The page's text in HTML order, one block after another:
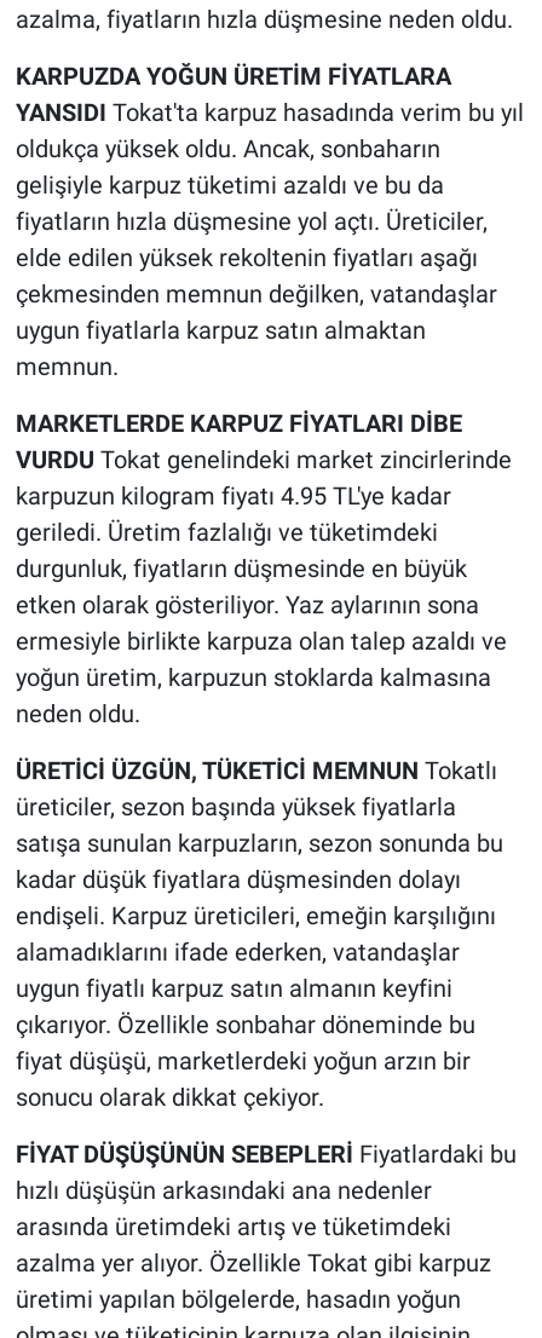
azalma, fiyatların hızla düşmesine neden oldu.
KARPUZDA YOĞUN ÜRETİM FİYATLARA
YANSIDI Tokat'ta karpuz hasadında verim bu yıl
oldukça yüksek oldu. Ancak, sonbaharın
gelişiyle karpuz tüketimi azaldı ve bu da
fiyatların hızla düşmesine yol açtı. Üreticiler,
elde edilen yüksek rekoltenin fiyatları aşağı
çekmesinden memnun değilken, vatandaşlar
uygun fiyatlarla karpuz satın almaktan
memnun.
MARKETLERDE KARPUZ FİYATLARI DİBE
VURDU Tokat genelindeki market zincirlerinde
karpuzun kilogram fiyatı 4.95 TL'ye kadar
geriledi. Üretim fazlalığı ve tüketimdeki
durgunluk, fiyatların düşmesinde en büyük
etken olarak gösteriliyor. Yaz aylarının sona
ermesiyle birlikte karpuza olan talep azaldı ve
yoğun üretim, karpuzun stoklarda kalmasına
neden oldu.
ÜRETİCİ ÜZGÜN, TÜKETİCİ MEMNUN Tokatlı
üreticiler, sezon başında yüksek fiyatlarla
satışa sunulan karpuzların, sezon sonunda bu
kadar düşük fiyatlara düşmesinden dolayı
endişeli. Karpuz üreticileri, emeğin karşılığını
alamadıklarını ifade ederken, vatandaşlar
uygun fiyatlı karpuz satın almanın keyfini
çıkarıyor. Özellikle sonbahar döneminde bu
fiyat düşüşü, marketlerdeki yoğun arzın bir
sonucu olarak dikkat çekiyor.
FİYAT DÜŞÜŞÜNÜN SEBEPLERİ Fiyatlardaki bu
hızlı düşüşün arkasındaki ana nedenler
arasında üretimdeki artış ve tüketimdeki
azalma yer alıyor. Özellikle Tokat gibi karpuz
üretimi yapılan bölgelerde, hasadın yoğun